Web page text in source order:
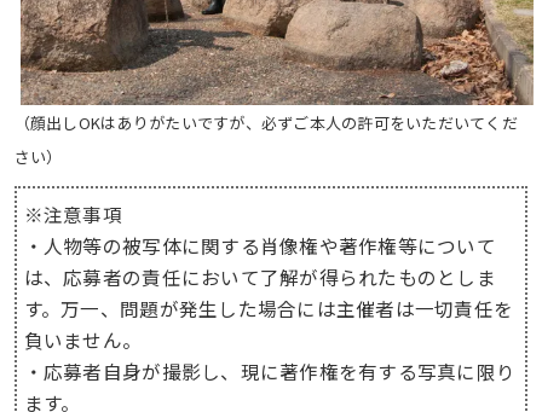
（顔出しOKはありがたいですが、必ずご本人の許可をいただいてくだ
さい）
※注意事項
・人物等の被写体に関する肖像権や著作権等について
は、応募者の責任において了解が得られたものとしま
す。万一、問題が発生した場合には主催者は一切責任を
負いません。
・応募者自身が撮影し、現に著作権を有する写真に限り
ます。